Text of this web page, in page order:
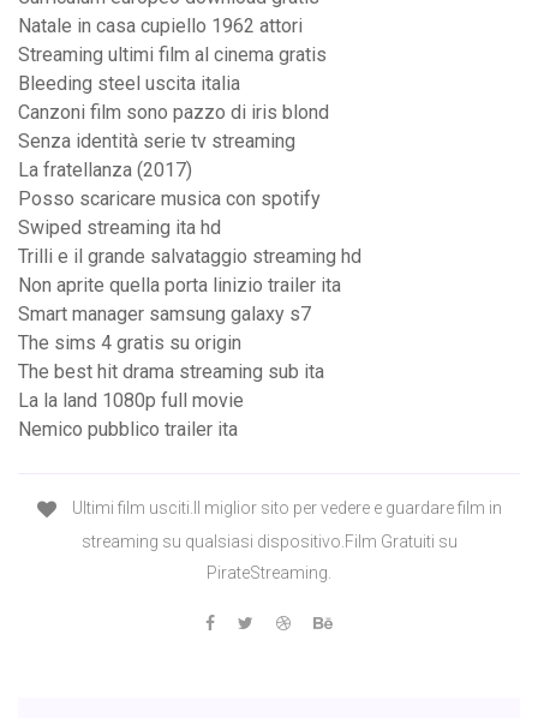
Natale in casa cupiello 1962 attori
Streaming ultimi film al cinema gratis
Bleeding steel uscita italia
Canzoni film sono pazzo di iris blond
Senza identità serie tv streaming
La fratellanza (2017)
Posso scaricare musica con spotify
Swiped streaming ita hd
Trilli e il grande salvataggio streaming hd
Non aprite quella porta linizio trailer ita
Smart manager samsung galaxy s7
The sims 4 gratis su origin
The best hit drama streaming sub ita
La la land 1080p full movie
Nemico pubblico trailer ita
Ultimi film usciti.Il miglior sito per vedere e guardare film in
streaming su qualsiasi dispositivo.Film Gratuiti su
PirateStreaming.